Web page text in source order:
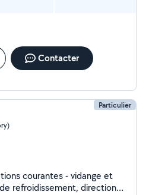
Contacter
Particulier
- vidange et
refroidissement, direction